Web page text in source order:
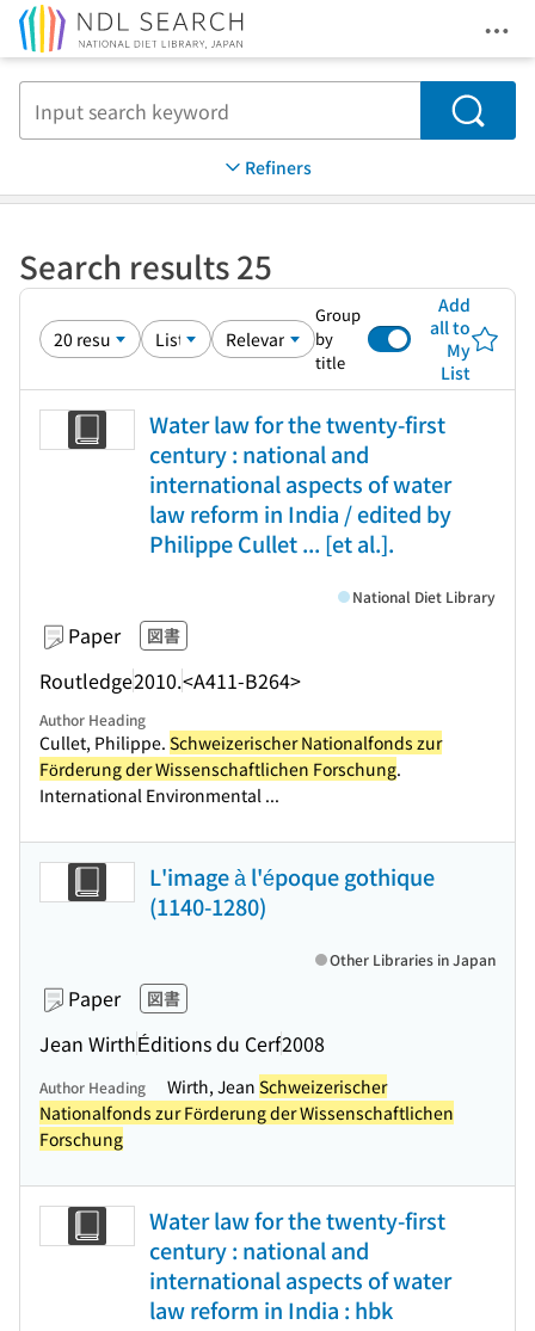
Search
Refiners
Search results 25
Group
by
title
Add
all to
My
List
Water law for the twenty-first
century : national and
international aspects of water
law reform in India / edited by
Philippe Cullet ... [et al.].
Paper 図書
Routledge2010.<A411-B264>
National Diet Library
Author Heading
Cullet, Philippe. Schweizerischer Nationalfonds zur
Förderung der Wissenschaftlichen Forschung.
International Environmental ...
L'image à l'époque gothique
(1140-1280)
Paper 図書
Jean WirthÉditions du Cerf2008
Other Libraries in Japan
Author Heading Wirth, Jean Schweizerischer
Nationalfonds zur Förderung der Wissenschaftlichen
Forschung
Water law for the twenty-first
century : national and
international aspects of water
law reform in India : hbk